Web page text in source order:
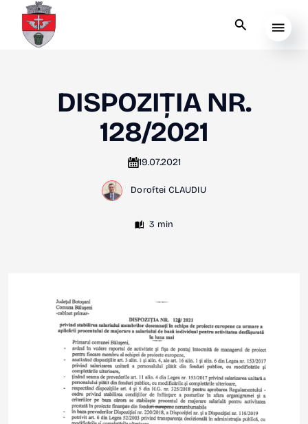
DISPOZIȚIA NR.
128/2021
19.07.2021
Doroftei CLAUDIU
3 min